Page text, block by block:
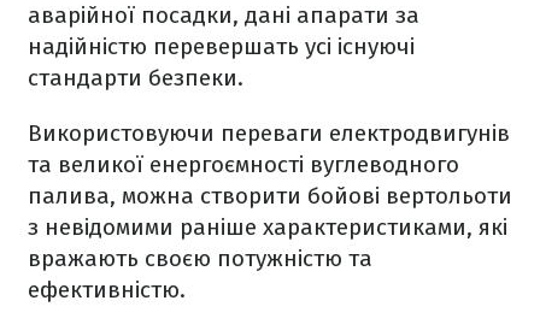
аварійної посадки, дані апарати за
надійністю перевершать усі існуючі
стандарти безпеки.
Використовуючи переваги електродвигунів
та великої енергоємності вуглеводного
палива, можна створити бойові вертольоти
з невідомими раніше характеристиками, які
вражають своєю потужністю та
ефективністю.